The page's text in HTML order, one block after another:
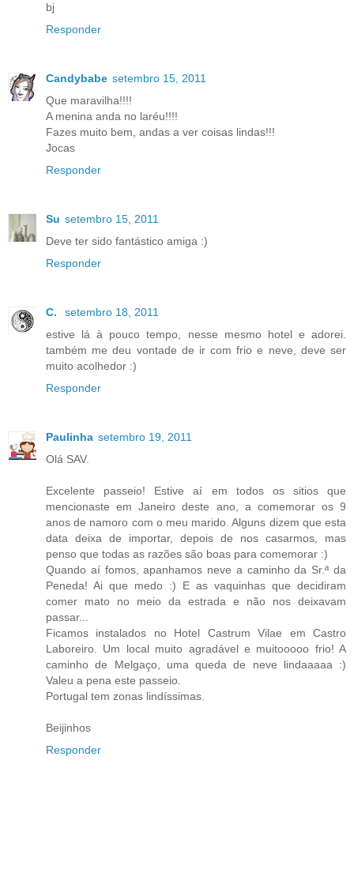
bj
Responder
Candybabe setembro 15, 2011
Que maravilha!!!!
A menina anda no laréu!!!!
Fazes muito bem, andas a ver coisas lindas!!!
Jocas
Responder
Su setembro 15, 2011
Deve ter sido fantástico amiga :)
Responder
C.
setembro 18, 2011
estive lá à pouco tempo, nesse mesmo hotel e adorei.
também me deu vontade de ir com frio e neve, deve ser
muito acolhedor :)
Responder
Paulinha setembro 19, 2011
Olá SAV.
Excelente passeio! Estive aí em todos os sitios que
mencionaste em Janeiro deste ano, a comemorar os 9
anos de namoro com o meu marido. Alguns dizem que esta
data deixa de importar, depois de nos casarmos, mas
penso que todas as razões são boas para comemorar :)
Quando aí fomos, apanhamos neve a caminho da Sr.ª da
Peneda! Ai que medo :) E as vaquinhas que decidiram
comer mato no meio da estrada e não nos deixavam
passar...
Ficamos instalados no Hotel Castrum Vilae em Castro
Laboreiro. Um local muito agradável e muitooooo frio! A
caminho de Melgaço, uma queda de neve lindaaaaa :)
Valeu a pena este passeio.
Portugal tem zonas lindíssimas.
Beijinhos
Responder